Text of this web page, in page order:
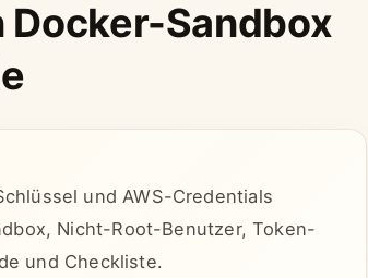
Sandbox
und AWS-Credentials
Nicht-Root-Benutzer, Token-
und Checkliste.